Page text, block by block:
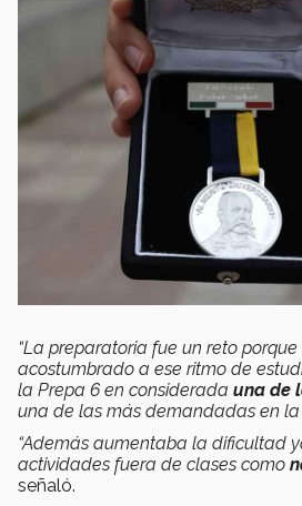
“La preparatoria fue un reto
acostumbrado a ese ritmo de
la Prepa 6 en considerada una de
una de las más demandadas en la
“Además aumentaba la dificultad
actividades fuera de clases como
señaló.